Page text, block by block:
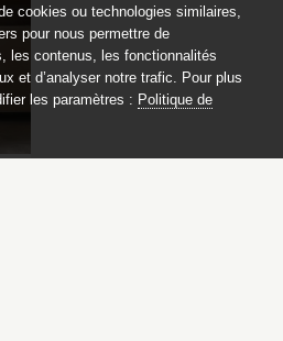
cookies ou technologies similaires,
pour nous permettre de
les contenus, les fonctionnalités
et d’analyser notre trafic. Pour plus
les paramètres : Politique de